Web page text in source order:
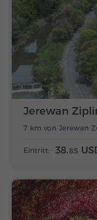
7 km von Jerewan
Jerewan
Eintritt: 38.85